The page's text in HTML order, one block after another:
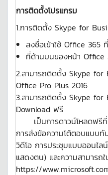
การติดตั้งโปรแกรม
1.การติดตั้ง Skype for
ลงชื่อเข้าใช้ Office
ที่ด้านบนของหน้า Office
2.สามารถติดตั้ง Skype
Office Pro Plus 2016
3.สามารถติดตั้ง Skype for
Download ฟรี
เป็นการดาวน์โหลดฟรีที่
การส่งข้อความโต้ตอบแบบทั
วิดีโอ การประชุมแบบออนไ
แสดงตน) และความสามารถ
https://